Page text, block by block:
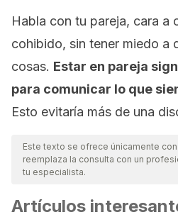
Habla con tu pareja, cara a
cohibido, sin tener miedo a
cosas. Estar en pareja
para comunicar lo que
Esto evitaría más de una
Este texto se ofrece únicamente
reemplaza la consulta con un
tu especialista.
Artículos